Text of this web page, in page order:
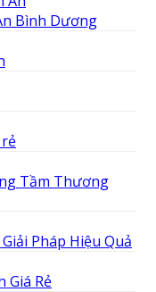
Bình Dương
Tầm Thương
Pháp Hiệu Quả
Giá Rẻ